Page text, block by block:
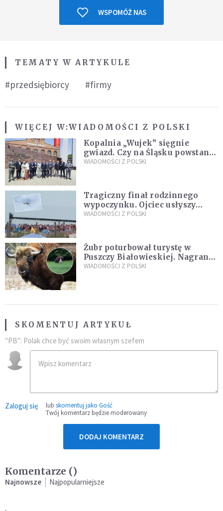
WSPOMÓŻ NAS
TEMATY W ARTYKULE
#przedsiębiorcy #firmy
WIĘCEJ W:WIADOMOŚCI Z POLSKI
Kopalnia „Wujek” sięgnie
gwiazd. Czy na Śląsku powstanie
„Dolina Krzemowa”?
WIADOMOŚCI Z POLSKI
Tragiczny finał rodzinnego
wypoczynku. Ojciec usłyszy
zarzuty
WIADOMOŚCI Z POLSKI
Żubr poturbował turystę w
Puszczy Białowieskiej. Nagranie
daje do myślenia
WIADOMOŚCI Z POLSKI
SKOMENTUJ ARTYKUŁ
"PB": Polak chce być swoim własnym szefem
Zaloguj się lub skomentuj jako Gość
Twój komentarz będzie moderowany
DODAJ KOMENTARZ
Komentarze ()
Najnowsze Najpopularniejsze